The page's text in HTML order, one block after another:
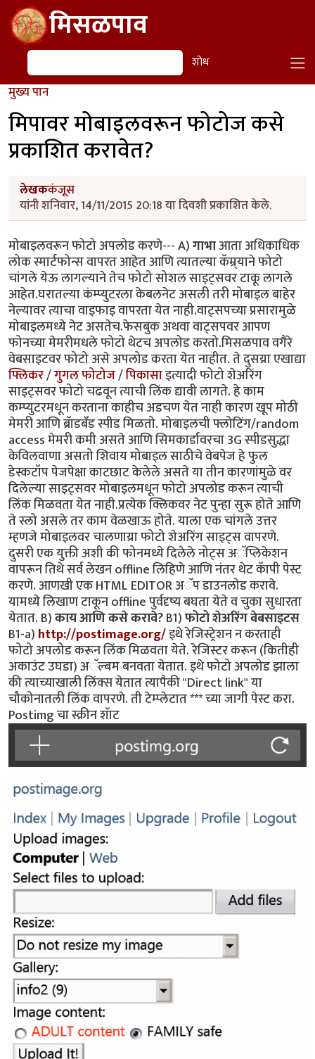
Skip to main contentमिसळपाव
शोध शोध
मुख्य पान
मिपावर मोबाइलवरून फोटोज कसे
प्रकाशित करावेत?
लेखककंजूस
यांनी शनिवार, 14/11/2015 20:18 या दिवशी प्रकाशित केले.
मोबाइलवरून फोटो अपलोड करणे--- A)गाभाआता अधिकाधिक
लोक स्मार्टफोन्स वापरत आहेत आणि त्यातल्या कॅम्र्याने फोटो
चांगले येऊ लागल्याने तेच फोटो सोशल साइट्सवर टाकू लागले
आहेत.घरातल्या कंम्प्युटरला केबलनेट असली तरी मोबाइल बाहेर
नेल्यावर त्याचा वाइफाइ वापरता येत नाही.वाट्सपच्या प्रसारामुळे
मोबाइलमध्ये नेट असतेच.फेसबुक अथवा वाट्सपवर आपण
फोनच्या मेमरीमधले फोटो थेटच अपलोड करतो.मिसळपाव वगैरे
वेबसाइटवर फोटो असे अपलोड करता येत नाहीत. ते दुसय्रा एखाद्या
फ्लिकर/गुगल फोटोज/पिकासाइत्यादी फोटो शेअरिंग
साइट्सवर फोटो चढवून त्याची लिंक द्यावी लागते. हे काम
कम्प्युटरमधून करताना काहीच अडचण येत नाही कारण खूप मोठी
मेमरी आणि ब्रॅाडबँड स्पीड मिळतो. मोबाइलची फ्लोटिंग/random
access मेमरी कमी असते आणि सिमकार्डावरचा 3G स्पीडसुद्धा
केविलवाणा असतो शिवाय मोबाइल साठीचे वेबपेज हे फुल
डेस्कटॉप पेजपेक्षा काटछाट केलेले असते या तीन कारणांमुळे वर
दिलेल्या साइट्सवर मोबाइलमधून फोटो अपलोड करून त्याची
लिंक मिळवता येत नाही.प्रत्येक क्लिकवर नेट पुन्हा सुरू होते आणि
ते स्लो असले तर काम वेळखाऊ होते. याला एक चांगले उत्तर
म्हणजे मोबाइलवर चालणाय्रा फोटो शेअरिंग साइट्स वापरणे.
दुसरी एक युक्ती अशी की फोनमध्ये दिलेले नोट्स अॅप्लिकेशन
वापरून तिथे सर्व लेखन offline लिहिणे आणि नंतर थेट कॅापी पेस्ट
करणे. आणखी एक HTML EDITOR अॅप डाउनलोड करावे.
यामध्ये लिखाण टाकून offline पुर्वदृष्य बघता येते व चुका सुधारता
येतात. B)काय आणि कसे करावे?B1)फोटो शेअरिंग वेबसाइटस
B1-a)http://postimage.org/इथे रेजिस्ट्रेशन न करताही
फोटो अपलोड करून लिंक मिळवता येते. रेजिस्टर करून (कितीही
अकाउंट उघडा) अॅल्बम बनवता येतात. इथे फोटो अपलोड झाला
की त्याच्याखाली लिंक्स येतात त्यापैकी "Direct link" या
चौकोनातली लिंक वापरणे. ती टेम्प्लेटात *** च्या जागी पेस्ट करा.
Postimg चा स्क्रीन शॅाट